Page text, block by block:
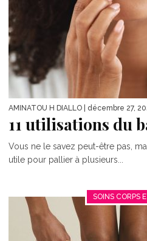
AMINATOU H DIALLO | décembre 27,
11 utilisations du
Vous ne le savez peut-être pas,
utile pour pallier à plusieurs...
SOINS CORPS